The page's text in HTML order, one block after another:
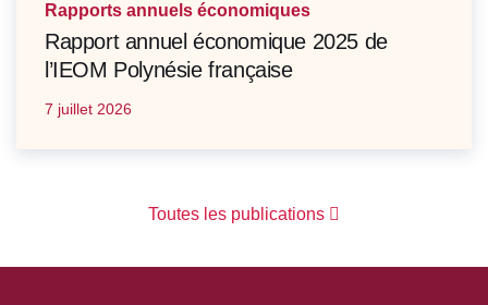
Rapports annuels économiques
Rapport annuel économique 2025 de
l’IEOM Polynésie française
7 juillet 2026
Toutes les publications